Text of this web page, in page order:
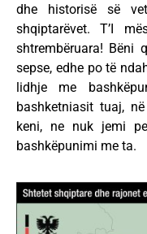
dhe historisë së
shqiptarëvet. T’I
shtrembëruara! Bëni
sepse, edhe po të
lidhje me
bashketniasit tuaj,
keni, ne nuk jemi
bashkëpunimi me ta.